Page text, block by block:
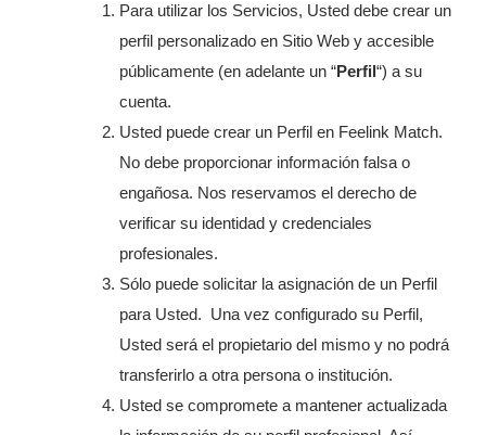
Para utilizar los Servicios, Usted debe crear un
perfil personalizado en Sitio Web y accesible
públicamente (en adelante un “Perfil“) a su
cuenta.
Usted puede crear un Perfil en Feelink Match.
No debe proporcionar información falsa o
engañosa. Nos reservamos el derecho de
verificar su identidad y credenciales
profesionales.
Sólo puede solicitar la asignación de un Perfil
para Usted. Una vez configurado su Perfil,
Usted será el propietario del mismo y no podrá
transferirlo a otra persona o institución.
Usted se compromete a mantener actualizada